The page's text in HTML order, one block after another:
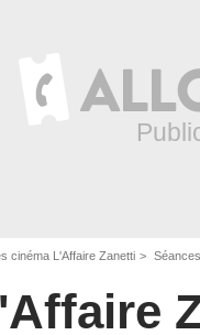
cinéma L'Affaire Zanetti